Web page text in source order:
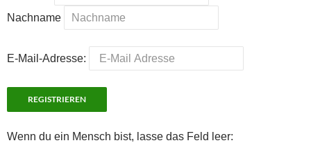
Nachname
E-Mail-Adresse:
Wenn du ein Mensch bist, lasse das Feld leer: